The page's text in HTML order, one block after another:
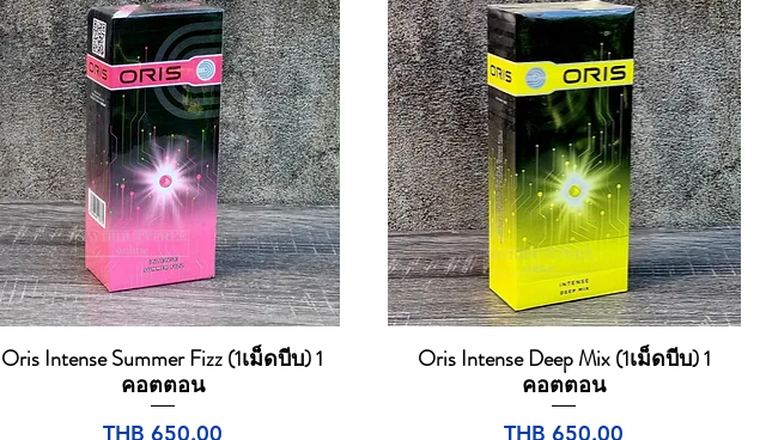
Quick View
Oris Intense Summer Fizz (1เม็ดบีบ) 1
คอตตอน
Price
THB 650.00
Quick View
Oris Intense Deep Mix (1เม็ดบีบ) 1
คอตตอน
Price
THB 650.00